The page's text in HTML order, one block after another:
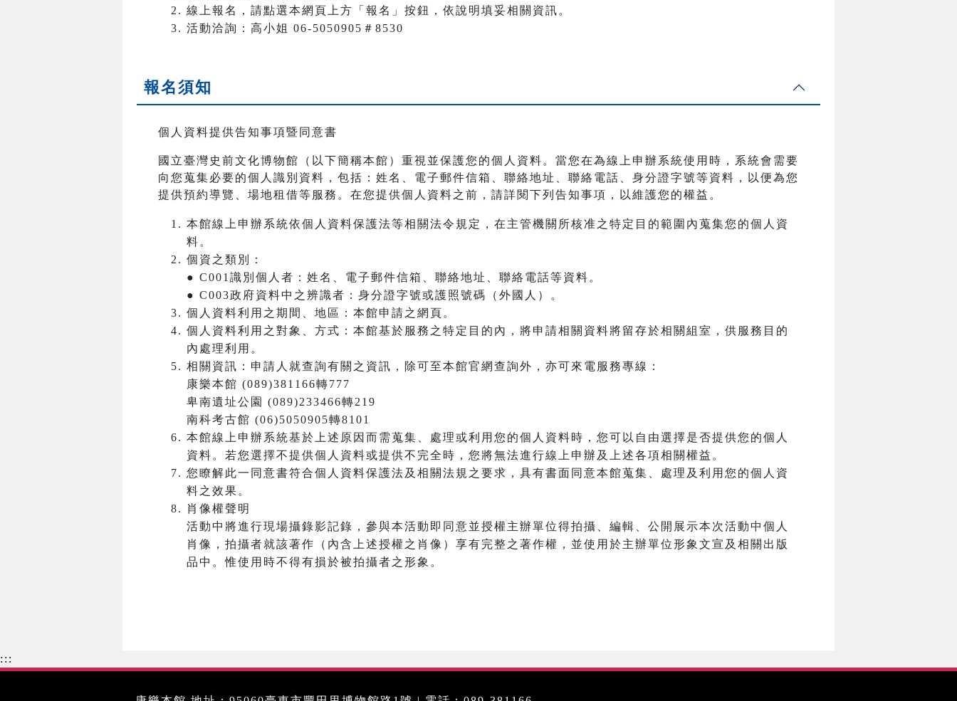
線上報名，請點選本網頁上方「報名」按鈕，依說明填妥相關資訊。
活動洽詢：高小姐 06-5050905＃8530
報名須知
個人資料提供告知事項暨同意書
國立臺灣史前文化博物館（以下簡稱本館）重視並保護您的個人資料。當您在為線上申辦系統使用時，系統會需要
向您蒐集必要的個人識別資料，包括：姓名、電子郵件信箱、聯絡地址、聯絡電話、身分證字號等資料，以便為您
提供預約導覽、場地租借等服務。在您提供個人資料之前，請詳閱下列告知事項，以維護您的權益。
本館線上申辦系統依個人資料保護法等相關法令規定，在主管機關所核准之特定目的範圍內蒐集您的個人資
料。
個資之類別：
● C001識別個人者：姓名、電子郵件信箱、聯絡地址、聯絡電話等資料。
● C003政府資料中之辨識者：身分證字號或護照號碼（外國人）。
個人資料利用之期間、地區：本館申請之網頁。
個人資料利用之對象、方式：本館基於服務之特定目的內，將申請相關資料將留存於相關組室，供服務目的
內處理利用。
相關資訊：申請人就查詢有關之資訊，除可至本館官網查詢外，亦可來電服務專線：
康樂本館 (089)381166轉777
卑南遺址公園 (089)233466轉219
南科考古館 (06)5050905轉8101
本館線上申辦系統基於上述原因而需蒐集、處理或利用您的個人資料時，您可以自由選擇是否提供您的個人
資料。若您選擇不提供個人資料或提供不完全時，您將無法進行線上申辦及上述各項相關權益。
您瞭解此一同意書符合個人資料保護法及相關法規之要求，具有書面同意本館蒐集、處理及利用您的個人資
料之效果。
肖像權聲明
活動中將進行現場攝錄影記錄，參與本活動即同意並授權主辦單位得拍攝、編輯、公開展示本次活動中個人
肖像，拍攝者就該著作（內含上述授權之肖像）享有完整之著作權，並使用於主辦單位形象文宣及相關出版
品中。惟使用時不得有損於被拍攝者之形象。
:::